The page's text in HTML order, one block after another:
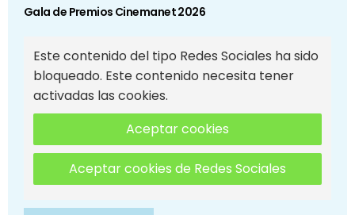
Gala de Premios Cinemanet 2026
Este contenido del tipo Redes Sociales ha sido
bloqueado. Este contenido necesita tener
activadas las cookies.
Aceptar cookies
Aceptar cookies de Redes Sociales